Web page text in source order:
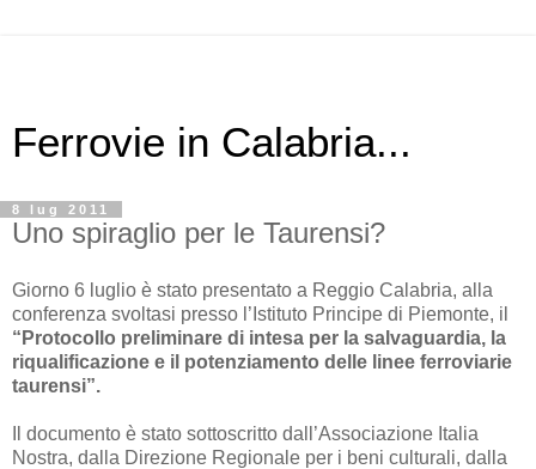
Ferrovie in Calabria...
8 lug 2011
Uno spiraglio per le Taurensi?
Giorno 6 luglio è stato presentato a Reggio Calabria, alla
conferenza svoltasi presso l’Istituto Principe di Piemonte, il
“Protocollo preliminare di intesa per la salvaguardia, la
riqualificazione e il potenziamento delle linee ferroviarie
taurensi”.
Il documento è stato sottoscritto dall’Associazione Italia
Nostra, dalla Direzione Regionale per i beni culturali, dalla